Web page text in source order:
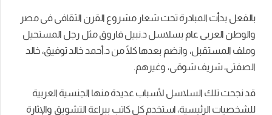
بالفعل بدأت المبادرة تحت شعار مشروع القرن الثقافى فى مصر
والوطن العربى عام بسلاسل د.نبيل فاروق مثل رجل المستحيل
وملف المستقبل، وانضم بعدها كلًا من د.أحمد خالد توفيق، خالد
الصفتى، شريف شوقى، وغيرهم.
قد نجحت تلك السلاسل لأسباب عديدة منها الجنسية العربية
للشخصيات الرئيسية، استخدم كل كاتب ببراعة التشويق والإثارة